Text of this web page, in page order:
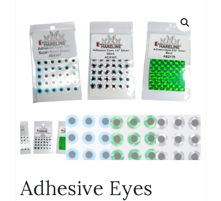
Adhesive Eyes